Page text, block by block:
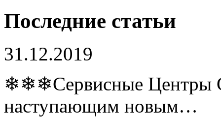
Последние статьи
31.12.2019
❄❄❄Сервисные Центры
наступающим новым…